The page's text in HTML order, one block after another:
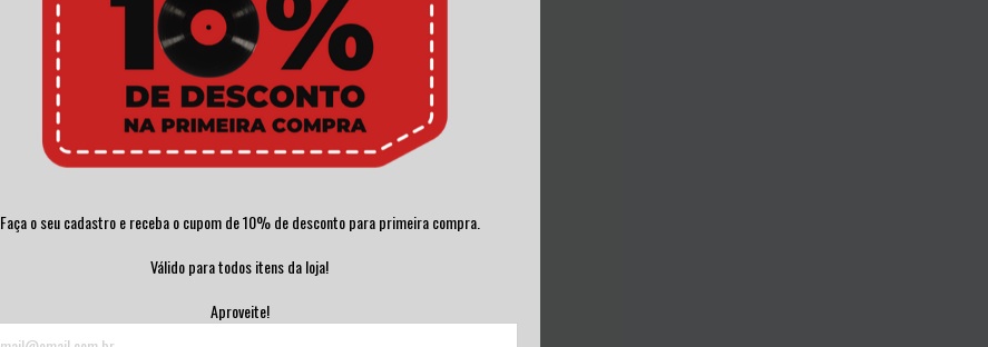
Faça o seu cadastro e receba o cupom de 10% de desconto para primeira compra.
Válido para todos itens da loja!
Aproveite!